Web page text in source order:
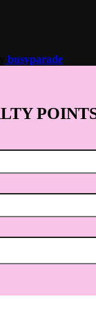
busyparade